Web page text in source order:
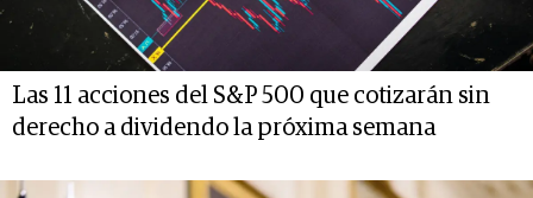
Las 11 acciones del S&P 500 que cotizarán sin
derecho a dividendo la próxima semana